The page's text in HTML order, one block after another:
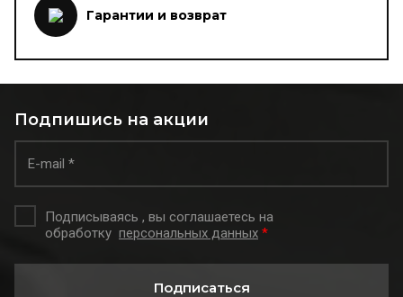
Гарантии и возврат
Подпишись на акции
Подписываясь , вы соглашаетесь на
обработку персональных данных *
Подписаться